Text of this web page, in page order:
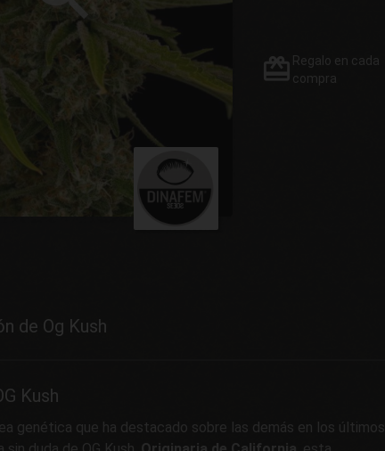
Regalo en cada
compra
de Og Kush
Kush
genética que ha destacado sobre las demás en los últimos